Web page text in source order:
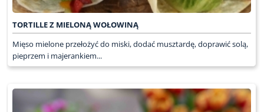
TORTILLE Z MIELONĄ WOŁOWINĄ
Mięso mielone przełożyć do miski, dodać musztardę, doprawić solą,
pieprzem i majerankiem...